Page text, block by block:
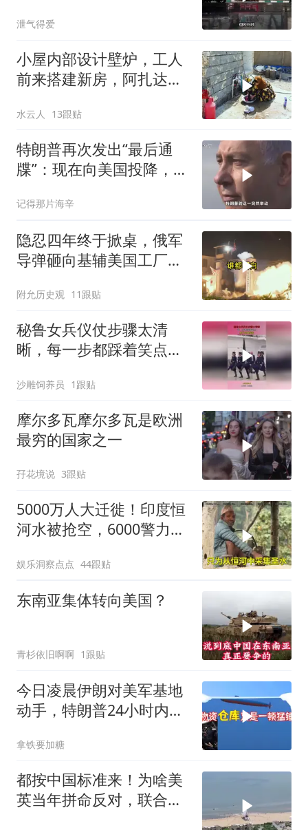
泄气得爱
小屋内部设计壁炉，工人
前来搭建新房，阿扎达思
水云人 13跟贴
特朗普再次发出“最后通
牒”：现在向美国投降，是
记得那片海辛
隐忍四年终于掀桌，俄军
导弹砸向基辅美国工厂，
附允历史观 11跟贴
秘鲁女兵仪仗步骤太清
晰，每一步都踩着笑点，
沙雕饲养员 1跟贴
摩尔多瓦摩尔多瓦是欧洲
最穷的国家之一
孖花境说 3跟贴
5000万人大迁徙！印度恒
河水被抢空，6000警力全
娱乐洞察点点 44跟贴
东南亚集体转向美国？
青杉依旧啊啊 1跟贴
今日凌晨伊朗对美军基地
动手，特朗普24小时内服
拿铁要加糖
都按中国标准来！为啥美
英当年拼命反对，联合国